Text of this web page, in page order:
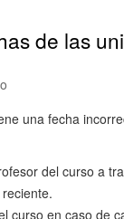
de las
una fecha
del curso a
curso en caso de